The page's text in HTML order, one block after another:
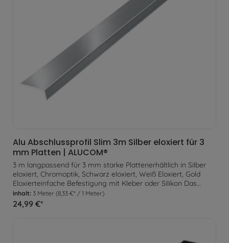
Alu Abschlussprofil Slim 3m Silber eloxiert für 3
mm Platten | ALUCOM®
3 m langpassend für 3 mm starke Plattenerhältlich in Silber
eloxiert, Chromoptik, Schwarz eloxiert, Weiß Eloxiert, Gold
Eloxierteinfache Befestigung mit Kleber oder Silikon Das
Abschlussprofil eignet sich optimal um an einsehbaren
Plattenenden ein gleichmäßigen Abschluss zu erzeugen. Zur
Inhalt: 3 Meter (8,33 €* / 1 Meter)
24,99 €*